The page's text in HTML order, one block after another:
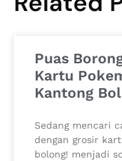
Puas
Kartu
Kantong
Sedang mencari
dengan grosir
bolong! menjadi